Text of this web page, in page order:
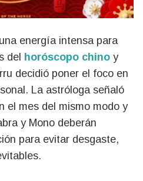
del horóscopo chino y
decidió poner el foco en
La astróloga señaló
el mes del mismo modo y
y Mono deberán
para evitar desgaste,